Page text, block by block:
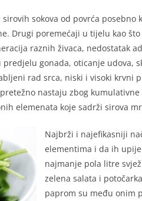
sokova od povrća posebno
Drugi poremećaji u tijelu kao
raznih živaca, nedostatak
gonada, oticanje udova,
rad srca, niski i visoki krvni
nastaju zbog
elemenata koje sadrži sirova
Najbrži i najefikasniji
elementima i da ih
najmanje pola litre
zelena salata i
paprom su među onim